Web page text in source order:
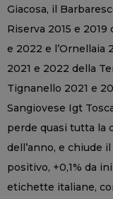
Giacosa, il
Riserva 2015 e
e 2022 e l’Ornellaia
2021 e 2022 della
Tignanello 2021 e
Sangiovese Igt
perde quasi tutta la
dell’anno, e chiude
positivo, +0,1% da
etichette italiane,